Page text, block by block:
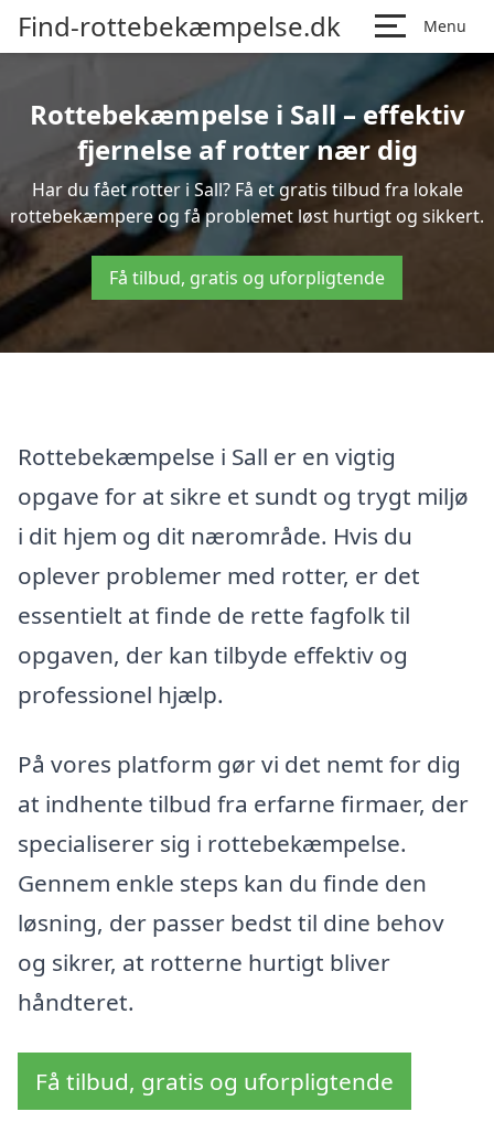
Find-rottebekæmpelse.dk Menu
Rottebekæmpelse i Sall – effektiv
fjernelse af rotter nær dig
Har du fået rotter i Sall? Få et gratis tilbud fra lokale
rottebekæmpere og få problemet løst hurtigt og sikkert.
Få tilbud, gratis og uforpligtende
Rottebekæmpelse i Sall er en vigtig
opgave for at sikre et sundt og trygt miljø
i dit hjem og dit nærområde. Hvis du
oplever problemer med rotter, er det
essentielt at finde de rette fagfolk til
opgaven, der kan tilbyde effektiv og
professionel hjælp.
På vores platform gør vi det nemt for dig
at indhente tilbud fra erfarne firmaer, der
specialiserer sig i rottebekæmpelse.
Gennem enkle steps kan du finde den
løsning, der passer bedst til dine behov
og sikrer, at rotterne hurtigt bliver
håndteret.
Få tilbud, gratis og uforpligtende